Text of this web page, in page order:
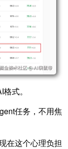
式。
任务，不用焦
在这个心理负担